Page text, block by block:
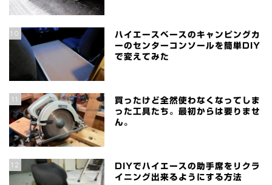
10
ハイエースベースのキャンピングカ
ーのセンターコンソールを簡単DIY
で変えてみた
11
買ったけど全然使わなくなってしま
った工具たち。最初からは要りませ
ん。
12
DIYでハイエースの助手席をリクラ
イニング出来るようにする方法